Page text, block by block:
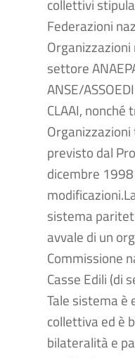
collettivi
Federazioni
settore
ANSE/
CLAAI,
previsto dal
dicembre
sistema
avvale di un
Commissione
Casse Edili (di
Tale sistema è
collettiva ed è
bilateralità e